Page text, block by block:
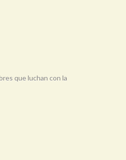
que luchan con la